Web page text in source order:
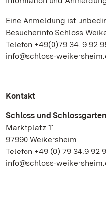
Eine Anmeldung ist
Besucherinfo Schloss
Telefon +49(0)79 34. 9 92
info@schloss-
Kontakt
Schloss und
Marktplatz 11
97990 Weikersheim
Telefon +49 (0) 79 34.9 92
info@schloss-